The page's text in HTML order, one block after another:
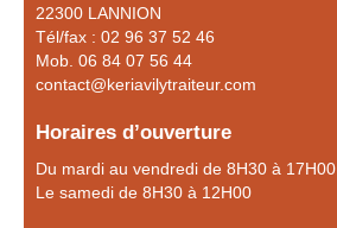
22300 LANNION
Tél/fax : 02 96 37 52 46
Mob. 06 84 07 56 44
contact@keriavilytraiteur.com
Horaires d’ouverture
Du mardi au vendredi de 8H30 à 17H00
Le samedi de 8H30 à 12H00